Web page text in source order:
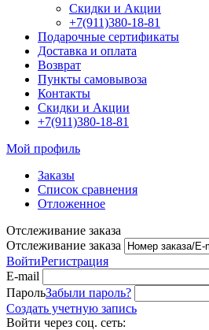
Скидки и Акции
+7(911)380-18-81
Подарочные сертификаты
Доставка и оплата
Возврат
Пункты самовывоза
Контакты
Скидки и Акции
+7(911)380-18-81
Мой профиль
Заказы
Список сравнения
Отложенное
Отслеживание заказа
Отслеживание заказа
ВойтиРегистрация
E-mail
ПарольЗабыли пароль?
Создать учетную запись
Войти через соц. сеть: